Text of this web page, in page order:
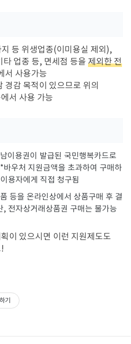
등 위생업종(이미용실 제외),
업종 등, 면세점 등을 제외한 전
서 사용가능
감 목적이 있으므로 위의
서 사용 가능
이용권이 발급된 국민행복카드로
바우처 지원금액을 초과하여 구매하
용자에게 직접 청구됨
등을 온라인상에서 상품구매 후 결
, 전자상거래상품권 구매는 불가능
이 있으시면 이런 지원제도도
기